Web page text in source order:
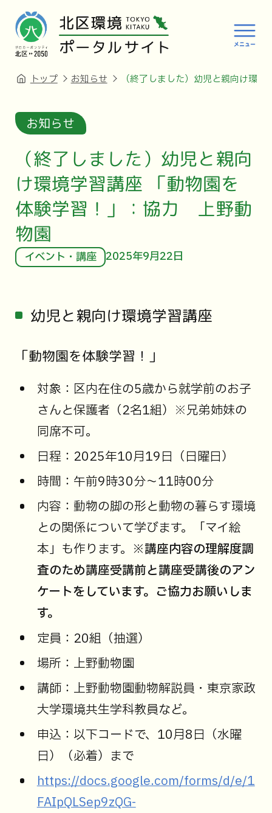
トップ お知らせ （終了しました）幼児と親向け環
お知らせ
（終了しました）幼児と親向
け環境学習講座 「動物園を
体験学習！」：協力 上野動
物園
イベント・講座 2025年9月22日
幼児と親向け環境学習講座
「動物園を体験学習！」
対象：区内在住の5歳から就学前のお子
さんと保護者（2名1組）※兄弟姉妹の
同席不可。
日程：2025年10月19日（日曜日）
時間：午前9時30分～11時00分
内容：動物の脚の形と動物の暮らす環境
との関係について学びます。「マイ絵
本」も作ります。 ※講座内容の理解度調
査のため講座受講前と講座受講後のアン
ケートをしています。ご協力お願いしま
す。
定員：20組（抽選）
場所：上野動物園
講師：上野動物園動物解説員・東京家政
大学環境共生学科教員など。
申込：以下コードで、10月8日（水曜
日）（必着）まで
https://docs.google.com/forms/d/e/1
FAIpQLSep9zQG-